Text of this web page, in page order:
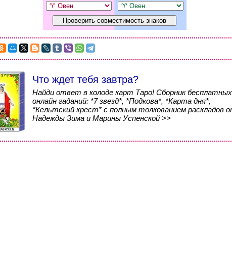
Что ждет тебя завтра?
Найди ответ в колоде карт Таро! Сборник бесплатных
онлайн гаданий: *7 звезд*, *Подкова*, *Карта дня*,
*Кельтский крест* с полным толкованием раскладов
Надежды Зима и Марины Успенской >>